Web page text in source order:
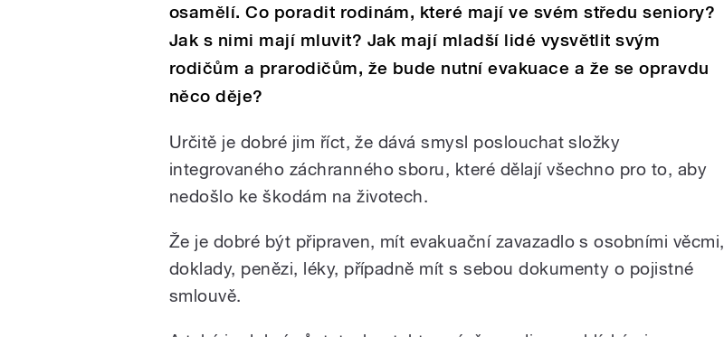
osamělí. Co poradit rodinám, které mají ve svém středu seniory?
Jak s nimi mají mluvit? Jak mají mladší lidé vysvětlit svým
rodičům a prarodičům, že bude nutní evakuace a že se opravdu
něco děje?
Určitě je dobré jim říct, že dává smysl poslouchat složky
integrovaného záchranného sboru, které dělají všechno pro to, aby
nedošlo ke škodám na životech.
Že je dobré být připraven, mít evakuační zavazadlo s osobními věcmi,
doklady, penězi, léky, případně mít s sebou dokumenty o pojistné
smlouvě.